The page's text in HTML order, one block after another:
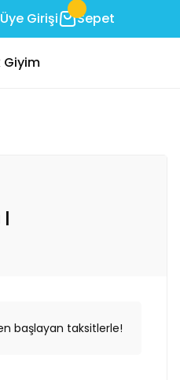
Üye Girişi Sepet
Giyim
|
başlayan taksitlerle!